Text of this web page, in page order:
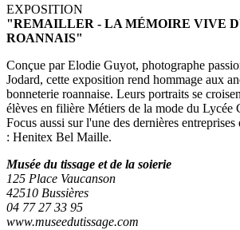
EXPOSITION
"REMAILLER - LA MÉMOIRE VIVE
ROANNAIS"
Conçue par Elodie Guyot, photographe
Jodard, cette exposition rend hommage aux
bonneterie roannaise. Leurs portraits se
élèves en filière Métiers de la mode du Lycée
Focus aussi sur l'une des dernières
: Henitex Bel Maille.
Musée du tissage et de la soierie
125 Place Vaucanson
42510 Bussières
04 77 27 33 95
www.museedutissage.com